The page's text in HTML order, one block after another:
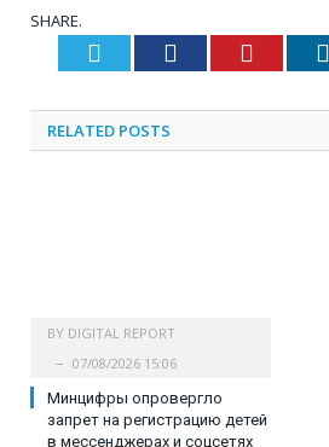
SHARE.
Twitter Facebook Pinterest
RELATED POSTS
BY DIGITAL REPORT
07/08/2026 15:06
Минцифры опровергло
запрет на регистрацию детей
в мессенджерах и соцсетях